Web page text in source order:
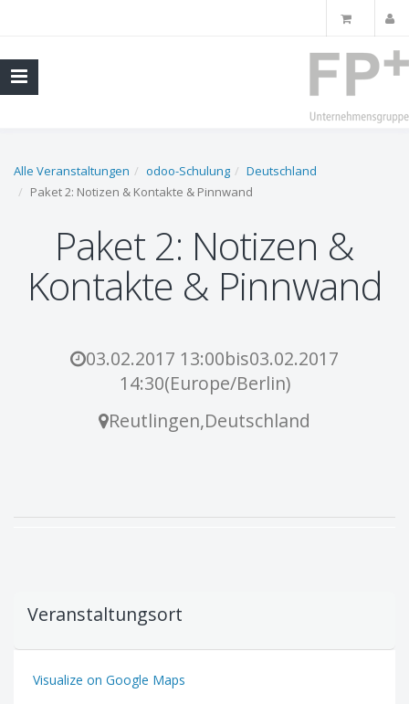
Alle Veranstaltungen odoo-Schulung
Deutschland
Paket 2: Notizen & Kontakte & Pinnwand
Paket 2: Notizen &
Kontakte & Pinnwand
03.02.2017 13:00bis03.02.2017
14:30(Europe/Berlin)
Reutlingen,Deutschland
Veranstaltungsort
Visualize on Google Maps